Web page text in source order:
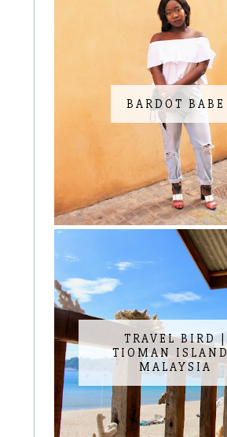
BARDOT BABE
TRAVEL BIRD |
TIOMAN
MALAYSIA